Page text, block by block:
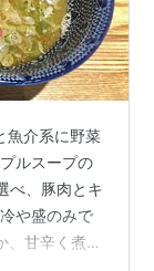
魚介系に野菜
ルスープの
べ、豚肉とキ
や盛のみで
甘辛く煮て